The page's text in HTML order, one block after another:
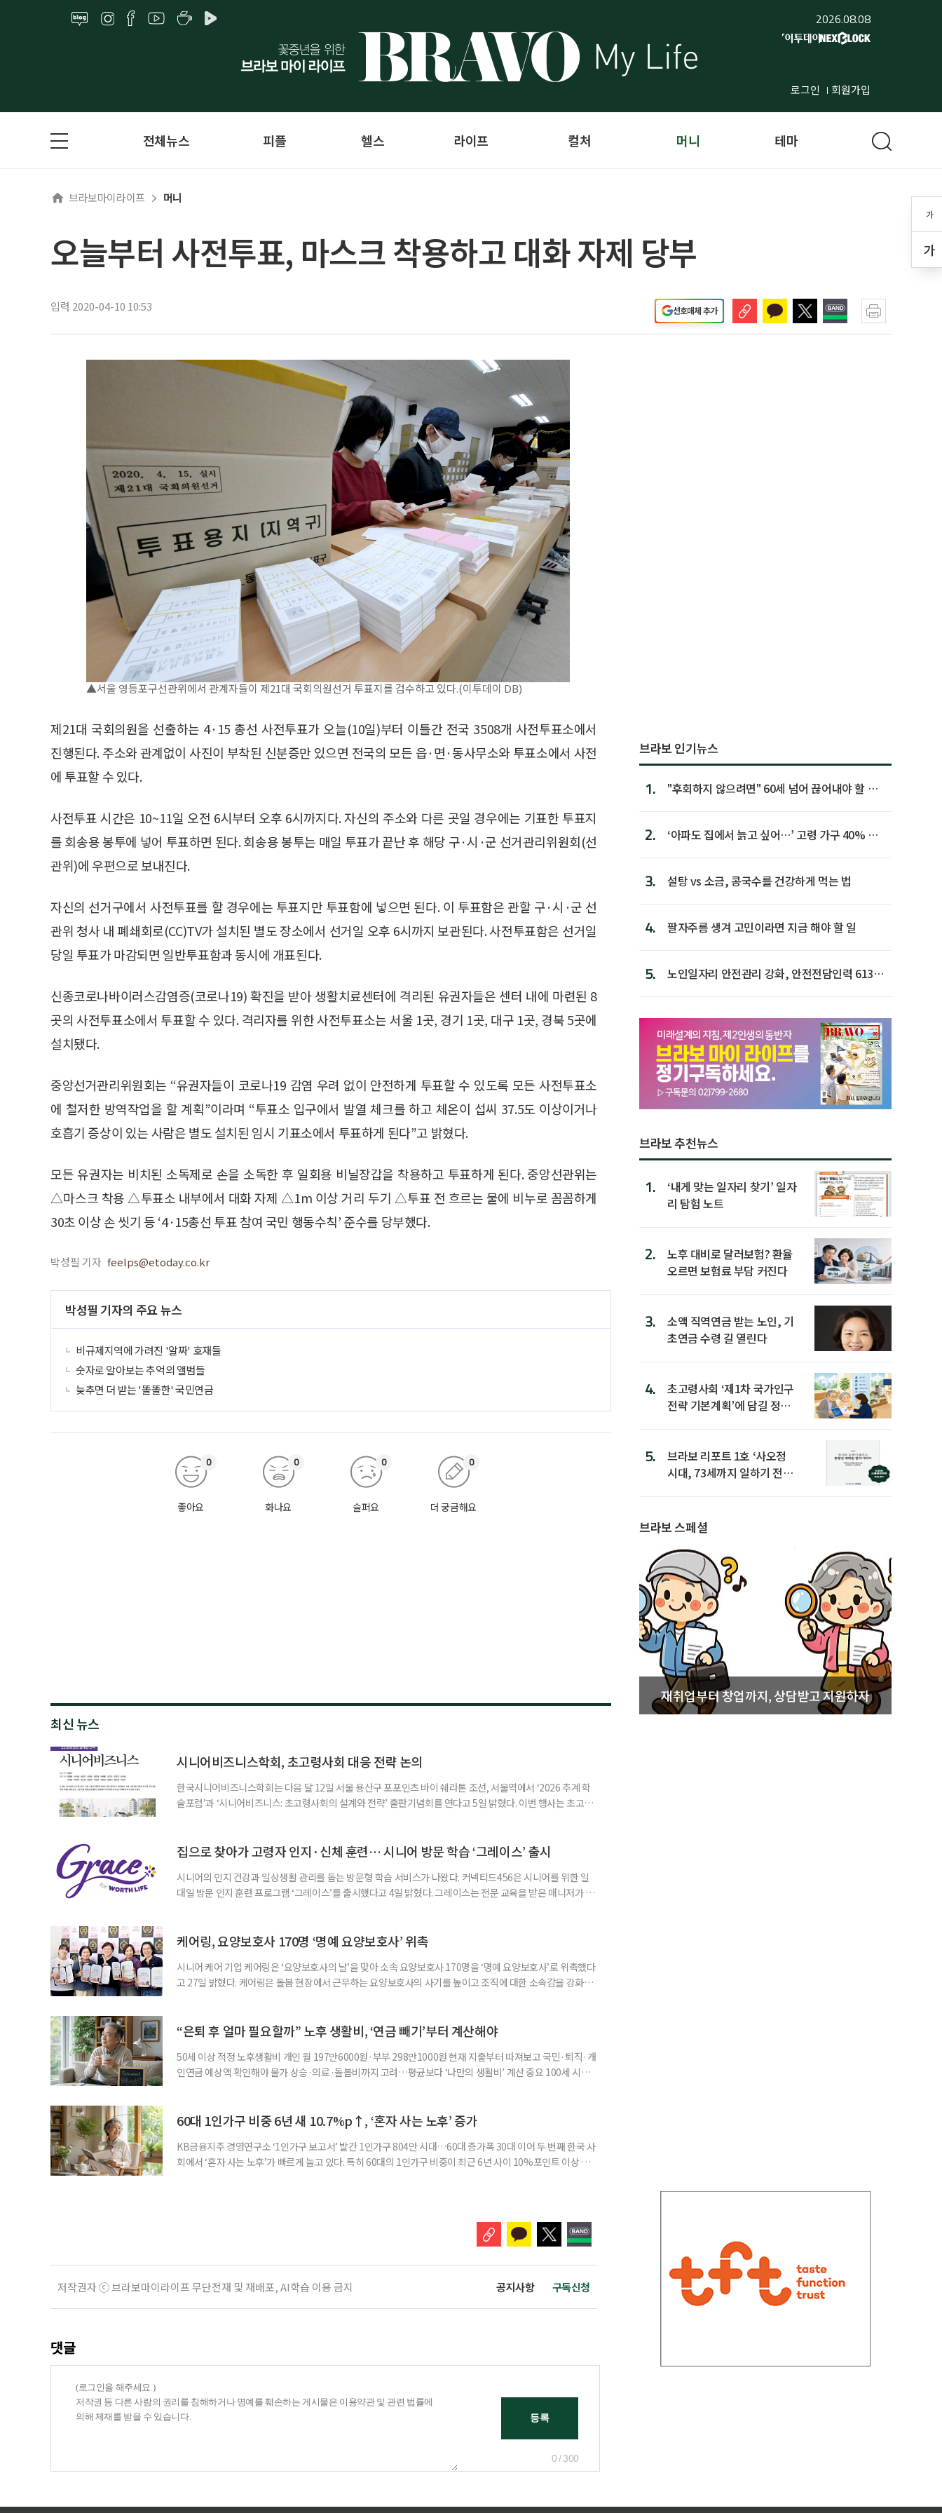
2026.08.08
로그인 회원가입
가
가
전체뉴스 피플 헬스 라이프 컬처 머니 테마
브라보마이라이프 머니
오늘부터 사전투표, 마스크 착용하고 대화 자제 당부
입력 2020-04-10 10:53 선호매체 추가
▲서울 영등포구선관위에서 관계자들이 제21대 국회의원선거 투표지를 검수하고 있다.(이투데이 DB)
제21대 국회의원을 선출하는 4·15 총선 사전투표가 오늘(10일)부터 이틀간 전국 3508개 사전투표소에서
진행된다. 주소와 관계없이 사진이 부착된 신분증만 있으면 전국의 모든 읍·면·동사무소와 투표소에서 사전
에 투표할 수 있다.
사전투표 시간은 10~11일 오전 6시부터 오후 6시까지다. 자신의 주소와 다른 곳일 경우에는 기표한 투표지
를 회송용 봉투에 넣어 투표하면 된다. 회송용 봉투는 매일 투표가 끝난 후 해당 구·시·군 선거관리위원회(선
관위)에 우편으로 보내진다.
자신의 선거구에서 사전투표를 할 경우에는 투표지만 투표함에 넣으면 된다. 이 투표함은 관할 구·시·군 선
관위 청사 내 폐쇄회로(CC)TV가 설치된 별도 장소에서 선거일 오후 6시까지 보관된다. 사전투표함은 선거일
당일 투표가 마감되면 일반투표함과 동시에 개표된다.
신종코로나바이러스감염증(코로나19) 확진을 받아 생활치료센터에 격리된 유권자들은 센터 내에 마련된 8
곳의 사전투표소에서 투표할 수 있다. 격리자를 위한 사전투표소는 서울 1곳, 경기 1곳, 대구 1곳, 경북 5곳에
설치됐다.
중앙선거관리위원회는 “유권자들이 코로나19 감염 우려 없이 안전하게 투표할 수 있도록 모든 사전투표소
에 철저한 방역작업을 할 계획”이라며 “투표소 입구에서 발열 체크를 하고 체온이 섭씨 37.5도 이상이거나
호흡기 증상이 있는 사람은 별도 설치된 임시 기표소에서 투표하게 된다”고 밝혔다.
모든 유권자는 비치된 소독제로 손을 소독한 후 일회용 비닐장갑을 착용하고 투표하게 된다. 중앙선관위는
△마스크 착용 △투표소 내부에서 대화 자제 △1m 이상 거리 두기 △투표 전 흐르는 물에 비누로 꼼꼼하게
30초 이상 손 씻기 등 ‘4·15총선 투표 참여 국민 행동수칙’ 준수를 당부했다.
박성필 기자 feelps@etoday.co.kr
박성필 기자의 주요 뉴스
비규제지역에 가려진 '알짜' 호재들
숫자로 알아보는 추억의 앨범들
늦추면 더 받는 '똘똘한' 국민연금
좋아요
0
화나요
0
슬퍼요
0
더 궁금해요
0
최신 뉴스
시니어비즈니스학회, 초고령사회 대응 전략 논의
한국시니어비즈니스학회는 다음 달 12일 서울 용산구 포포인츠 바이 쉐라톤 조선, 서울역에서 ‘2026 추계 학
술포럼’과 ‘시니어비즈니스: 초고령사회의 설계와 전략’ 출판기념회를 연다고 5일 밝혔다. 이번 행사는 초고령
계하다’를 주제로 기조강연을 한다. 이어 공동저자들이 돌봄과 금융, 헬스케어, 여가, 식품, 디지털 기술 등
집으로 찾아가 고령자 인지·신체 훈련… 시니어 방문 학습 ‘그레이스’ 출시
시니어의 인지 건강과 일상생활 관리를 돕는 방문형 학습 서비스가 나왔다. 커넥티드456은 시니어를 위한 일
대일 방문 인지 훈련 프로그램 ‘그레이스’를 출시했다고 4일 밝혔다. 그레이스는 전문 교육을 받은 매니저가 주
사용하는 자체 개발 워크북이 활용된다. 문제는 기억력과 주의집중력, 언어능력, 시공간 능력, 계산 능
케어링, 요양보호사 170명 ‘명예 요양보호사’ 위촉
시니어 케어 기업 케어링은 ‘요양보호사의 날’을 맞아 소속 요양보호사 170명을 ‘명예 요양보호사’로 위촉했다
고 27일 밝혔다. 케어링은 돌봄 현장에서 근무하는 요양보호사의 사기를 높이고 조직에 대한 소속감을 강화하
점에서 선정된 요양보호사들에게 위촉장과 감사 편지를 전달했다. 우수 요양보호사들이 현장에서 쌓은 돌봄
“은퇴 후 얼마 필요할까” 노후 생활비, ‘연금 빼기’부터 계산해야
50세 이상 적정 노후생활비 개인 월 197만6000원·부부 298만1000원 현재 지출부터 따져보고 국민·퇴직·개
인연금 예상액 확인해야 물가 상승·의료·돌봄비까지 고려…평균보다 ‘나만의 생활비’ 계산 중요 100세 시대
준비의 출발점이라는 조언이 나온다. 조고은 하나금융연구소 하나더넥스트연구센터 수석연구원은 은퇴
60대 1인가구 비중 6년 새 10.7%p↑, ‘혼자 사는 노후’ 증가
KB금융지주 경영연구소 ‘1인가구 보고서’ 발간 1인가구 804만 시대…60대 증가폭 30대 이어 두 번째 한국 사
회에서 ‘혼자 사는 노후’가 빠르게 늘고 있다. 특히 60대의 1인가구 비중이 최근 6년 사이 10%포인트 이상 상
저작권자 ⓒ 브라보마이라이프 무단전재 및 재배포, AI학습 이용 금지 공지사항 구독신청
댓글
0 / 300
브라보 인기뉴스
1.
"후회하지 않으려면" 60세 넘어 끊어내야 할 사
2.
‘아파도 집에서 늙고 싶어…’ 고령 가구 40% 노
3. 설탕 vs 소금, 콩국수를 건강하게 먹는 법
4. 팔자주름 생겨 고민이라면 지금 해야 할 일
5.
노인일자리 안전관리 강화, 안전전담인력 613명
브라보 추천뉴스
1.
‘내게 맞는 일자리 찾기’ 일자
리 탐험 노트
2.
노후 대비로 달러보험? 환율
오르면 보험료 부담 커진다
3.
소액 직역연금 받는 노인, 기
초연금 수령 길 열린다
4.
초고령사회 ‘제1차 국가인구
전략 기본계획’에 담길 정책
5.
브라보 리포트 1호 ‘사오정
시대, 73세까지 일하기 전략’
브라보 스페셜
재취업부터 창업까지, 상담받고 지원하자